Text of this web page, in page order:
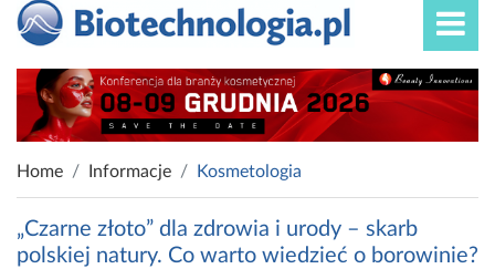
Home Informacje Kosmetologia
„Czarne złoto” dla zdrowia i urody – skarb
polskiej natury. Co warto wiedzieć o borowinie?